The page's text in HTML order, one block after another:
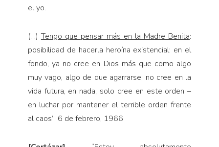
el yo.
(…)Tengo que pensar más en la Madre Benita:
po­sibilidad de hacerla heroína existencial: en el
fondo, ya no cree en Dios más que como algo
muy vago, algo de que agarrarse, no cree en la
vida futura, en nada, solo cree en este orden –
en luchar por mantener el terrible orden frente
al caos”. 6 de febrero, 1966